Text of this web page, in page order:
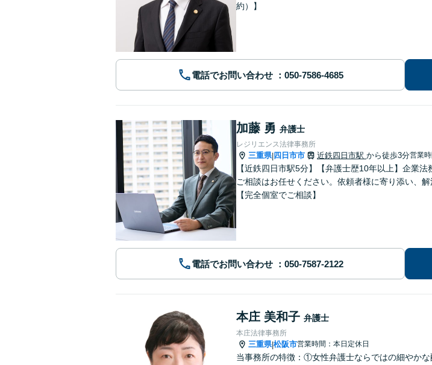
約）】
電話でお問い合わせ
加藤 勇 弁護士
レジリエンス法律事務所
三重県| 四日市市 近鉄四日市駅 から徒歩3分営業
【近鉄四日市駅5分】【弁護士歴10年以上】企業
ご相談はお任せください。依頼者様に寄り添い、
【完全個室でご相談】
電話でお問い合わせ
本庄 美和子 弁護士
本庄法律事務所
三重県|松阪市営業時間：本日定休日
当事務所の特徴：①女性弁護士ならではの細やか